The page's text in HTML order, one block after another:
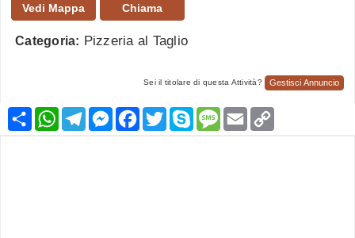
Vedi Mappa Chiama
Categoria: Pizzeria al Taglio
Sei il titolare di questa Attività? Gestisci Annuncio
CondividiWhatsApp
TelegramMessenger
Facebook
TwitterSkypeMessage
Email